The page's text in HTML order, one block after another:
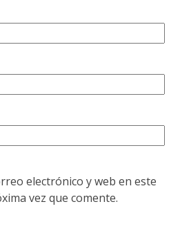
electrónico y web en este
vez que comente.